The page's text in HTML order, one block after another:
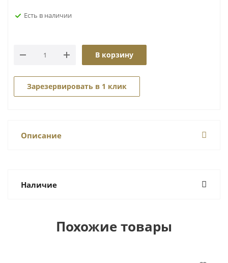
Есть в наличии
В корзину
Зарезервировать в 1 клик
Описание
Наличие
Похожие товары